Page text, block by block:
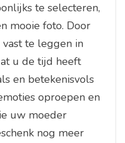
te selecteren,
mooie foto. Door
te leggen in
u de tijd heeft
en betekenisvols
oproepen en
uw moeder
nog meer